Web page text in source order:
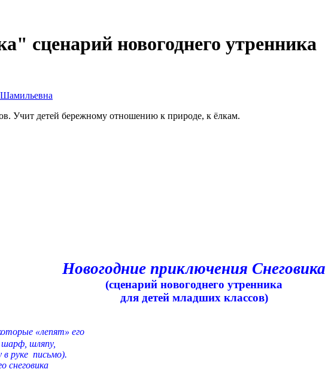
сценарий новогоднего утренника
Учит детей бережному отношению к природе, к ёлкам.
Новогодние приключения Снеговика
(сценарий новогоднего утренника
для детей младших классов)
«лепят» его
шляпу,
письмо).